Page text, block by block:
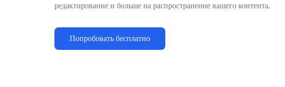
редактирование и больше на распространение вашего контента.
Попробовать бесплатно